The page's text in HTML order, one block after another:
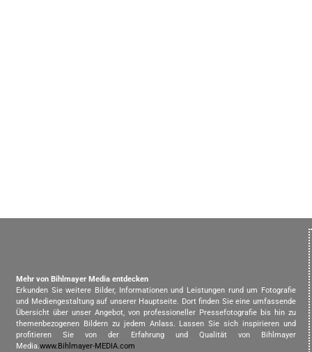
Mehr von Bihlmayer Media entdecken
Erkunden Sie weitere Bilder, Informationen und Leistungen rund um Fotografie
und Mediengestaltung auf unserer Hauptseite. Dort finden Sie eine umfassende
Übersicht über unser Angebot, von professioneller Pressefotografie bis hin zu
themenbezogenen Bildern zu jedem Anlass. Lassen Sie sich inspirieren und
profitieren Sie von der Erfahrung und Qualität von Bihlmayer
Media.www.Bihlmayer-MEDIA.com